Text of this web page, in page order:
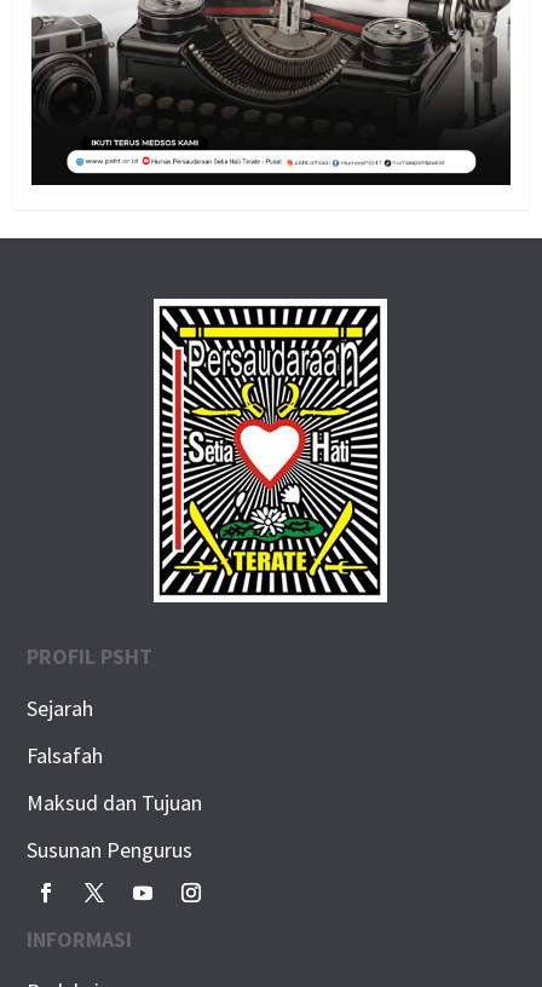
PROFIL PSHT
Sejarah
Falsafah
Maksud dan Tujuan
Susunan Pengurus
INFORMASI